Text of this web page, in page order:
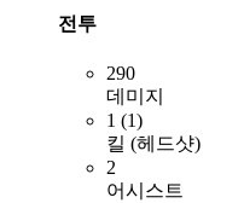
전투
290
데미지
1 (1)
킬 (헤드샷)
2
어시스트